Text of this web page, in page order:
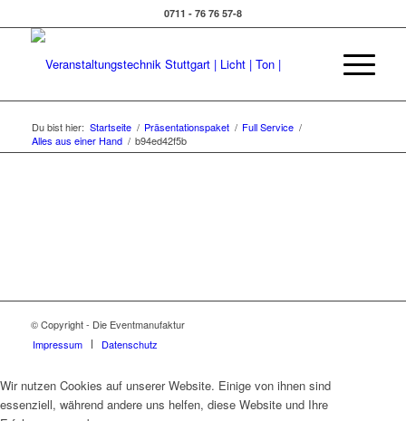
0711 - 76 76 57-8
Du bist hier: Startseite / Präsentationspaket / Full Service /
Alles aus einer Hand / b94ed42f5b
© Copyright - Die Eventmanufaktur
Impressum
Datenschutz
Wir nutzen Cookies auf unserer Website. Einige von ihnen sind
essenziell, während andere uns helfen, diese Website und Ihre